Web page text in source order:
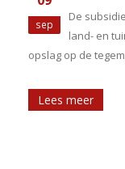
sep
De
land- en
opslag op de
Lees meer